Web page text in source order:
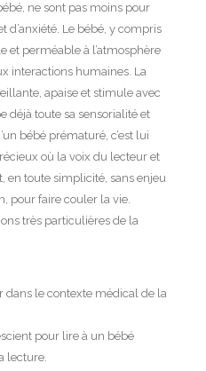
ne sont pas moins pour
d’anxiété. Le bébé, y compris
et perméable à l’atmosphère
interactions humaines. La
apaise et stimule avec
déjà toute sa sensorialité et
bébé prématuré, c’est lui
où la voix du lecteur et
en toute simplicité, sans enjeu
pour faire couler la vie.
très particulières de la
dans le contexte médical de la
pour lire à un bébé
lecture.